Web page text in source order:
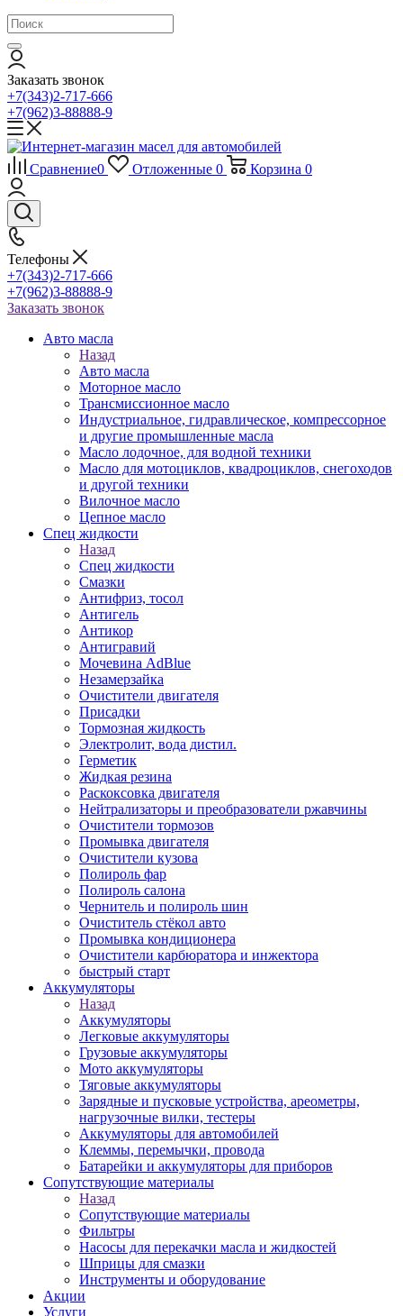
Заказать звонок
+7(343)2-717-666
+7(962)3-88888-9
Сравнение0 Отложенные 0 Корзина 0
Телефоны
+7(343)2-717-666
+7(962)3-88888-9
Заказать звонок
Авто масла
Назад
Авто масла
Моторное масло
Трансмиссионное масло
Индустриальное, гидравлическое, компрессорное
и другие промышленные масла
Масло лодочное, для водной техники
Масло для мотоциклов, квадроциклов, снегоходов
и другой техники
Вилочное масло
Цепное масло
Спец жидкости
Назад
Спец жидкости
Смазки
Антифриз, тосол
Антигель
Антикор
Антигравий
Мочевина AdBlue
Незамерзайка
Очистители двигателя
Присадки
Тормозная жидкость
Электролит, вода дистил.
Герметик
Жидкая резина
Раскоксовка двигателя
Нейтрализаторы и преобразователи ржавчины
Очистители тормозов
Промывка двигателя
Очистители кузова
Полироль фар
Полироль салона
Чернитель и полироль шин
Очиститель стёкол авто
Промывка кондиционера
Очистители карбюратора и инжектора
быстрый старт
Аккумуляторы
Назад
Аккумуляторы
Легковые аккумуляторы
Грузовые аккумуляторы
Мото аккумуляторы
Тяговые аккумуляторы
Зарядные и пусковые устройства, ареометры,
нагрузочные вилки, тестеры
Аккумуляторы для автомобилей
Клеммы, перемычки, провода
Батарейки и аккумуляторы для приборов
Сопутствующие материалы
Назад
Сопутствующие материалы
Фильтры
Насосы для перекачки масла и жидкостей
Шприцы для смазки
Инструменты и оборудование
Акции
Услуги